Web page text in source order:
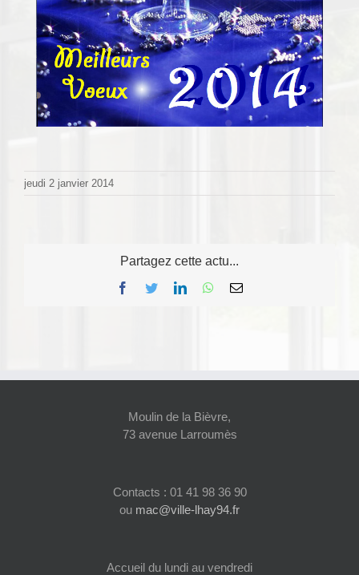
jeudi 2 janvier 2014
Partagez cette actu...
Facebook
TwitterLinkedInWhatsApp
Email
Moulin de la Bièvre,
73 avenue Larroumès
Contacts : 01 41 98 36 90
ou mac@ville-lhay94.fr
Accueil du lundi au vendredi